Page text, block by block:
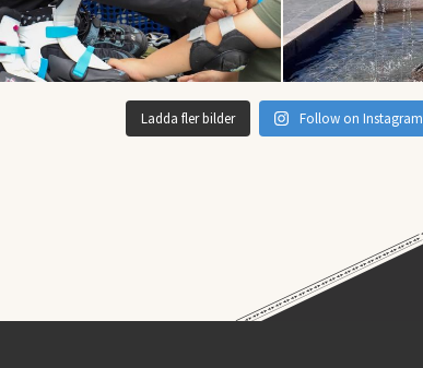
Ladda fler bilder Follow on Instagram